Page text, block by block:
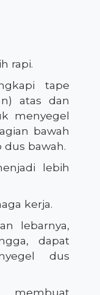
rapi.
tape
atas dan
menyegel
bawah
bawah.
lebih
kerja.
lebarnya,
dapat
dus